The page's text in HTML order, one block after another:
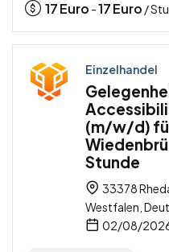
17Euro -17Euro /
Einzelhandel
(m/w/d)
Stunde
33378
Westfalen,
02/08/